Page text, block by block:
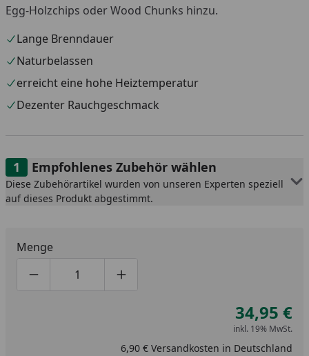
Egg-Holzchips oder Wood Chunks hinzu.
Lange Brenndauer
Naturbelassen
erreicht eine hohe Heiztemperatur
Dezenter Rauchgeschmack
Empfohlenes Zubehör wählen
Diese Zubehörartikel wurden von unseren Experten speziell
auf dieses Produkt abgestimmt.
Menge
Produktmenge um eins verringern
Produktmenge manuell eingeben
Produktmenge um eins erhöhen
34,95 €
inkl. 19% MwSt.
6,90 € Versandkosten in Deutschland